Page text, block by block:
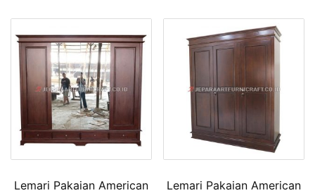
Lemari Pakaian American
Lemari Pakaian American